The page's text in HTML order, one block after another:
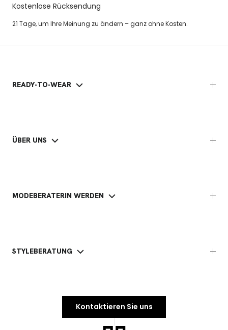
Kostenlose Rücksendung
21 Tage, um Ihre Meinung zu ändern – ganz ohne Kosten.
READY-TO-WEAR
ÜBER UNS
MODEBERATERIN WERDEN
STYLEBERATUNG
Kontaktieren Sie uns